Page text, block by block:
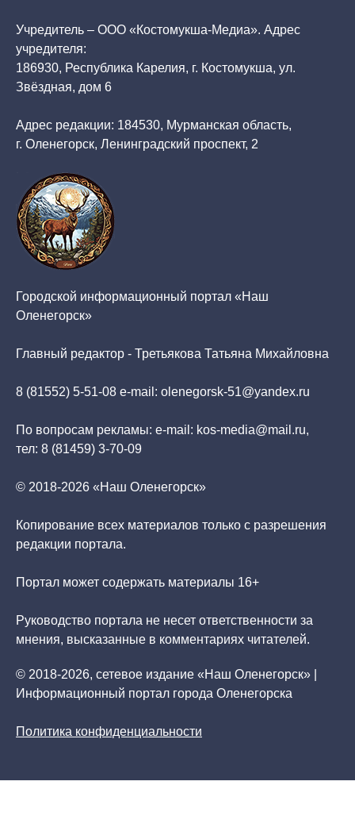
Учредитель – ООО «Костомукша-Медиа». Адрес
учредителя:
186930, Республика Карелия, г. Костомукша, ул.
Звёздная, дом 6
Адрес редакции: 184530, Мурманская область,
г. Оленегорск, Ленинградский проспект, 2
Городской информационный портал «Наш
Оленегорск»
Главный редактор - Третьякова Татьяна Михайловна
8 (81552) 5-51-08 e-mail: olenegorsk-51@yandex.ru
По вопросам рекламы: e-mail: kos-media@mail.ru,
тел: 8 (81459) 3-70-09
© 2018-2026 «Наш Оленегорск»
Копирование всех материалов только с разрешения
редакции портала.
Портал может содержать материалы 16+
Руководство портала не несет ответственности за
мнения, высказанные в комментариях читателей.
© 2018-2026, сетевое издание «Наш Оленегорск» |
Информационный портал города Оленегорска
Политика конфиденциальности